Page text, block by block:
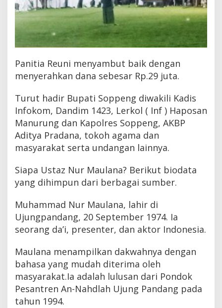
Panitia Reuni menyambut baik dengan
menyerahkan dana sebesar Rp.29 juta.
Turut hadir Bupati Soppeng diwakili Kadis
Infokom, Dandim 1423, Lerkol ( Inf ) Haposan
Manurung dan Kapolres Soppeng, AKBP
Aditya Pradana, tokoh agama dan
masyarakat serta undangan lainnya.
Siapa Ustaz Nur Maulana? Berikut biodata
yang dihimpun dari berbagai sumber.
Muhammad Nur Maulana, lahir di
Ujungpandang, 20 September 1974. Ia
seorang da’i, presenter, dan aktor Indonesia.
Maulana menampilkan dakwahnya dengan
bahasa yang mudah diterima oleh
masyarakat.Ia adalah lulusan dari Pondok
Pesantren An-Nahdlah Ujung Pandang pada
tahun 1994.